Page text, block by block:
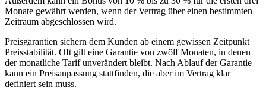
Monate gewährt werden, wenn der Vertrag über einen bestimmten
Zeitraum abgeschlossen wird.
Preisgarantien sichern dem Kunden ab einem gewissen Zeitpunkt
Preisstabilität. Oft gilt eine Garantie von zwölf Monaten, in denen
der monatliche Tarif unverändert bleibt. Nach Ablauf der Garantie
kann ein Preisanpassung stattfinden, die aber im Vertrag klar
definiert sein muss.